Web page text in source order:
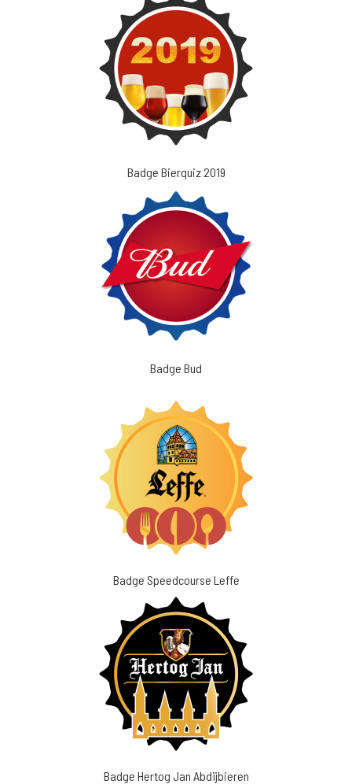
Badge Bierquiz 2019
Badge Bud
Badge Speedcourse Leffe
Badge Hertog Jan Abdijbieren